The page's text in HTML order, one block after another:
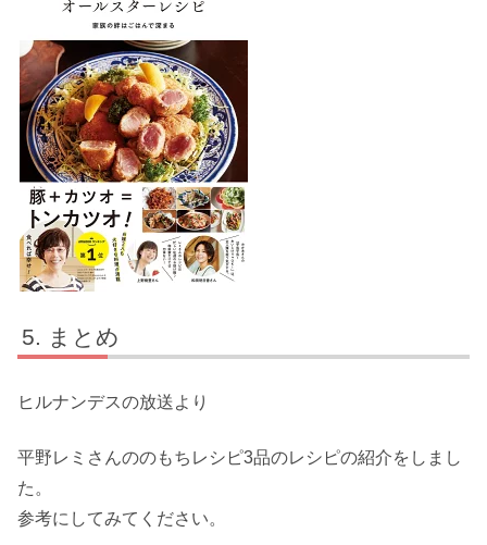
まとめ
ヒルナンデスの放送より
平野レミさんののもちレシピ3品のレシピの紹介をしまし
た。
参考にしてみてください。